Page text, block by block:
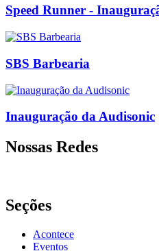
Speed Runner -
SBS Barbearia
Inauguração da Audisonic
Nossas Redes
Seções
Acontece
Eventos